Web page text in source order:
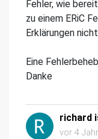
Fehler, wie
zu einem ERiC
Erklärungen
Eine
Danke
richard
vor 4